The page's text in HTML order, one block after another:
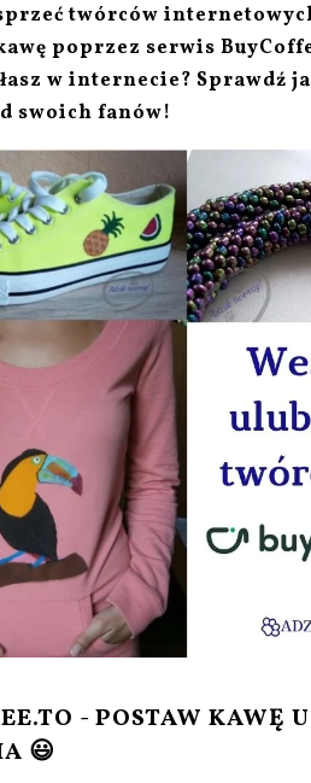
twórców
poprzez serwis
w internecie? Sprawdź
swoich fanów!
- POSTAW
😃